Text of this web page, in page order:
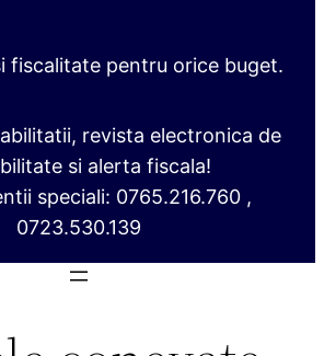
fiscalitate pentru orice buget.
revista electronica de
si alerta fiscala!
speciali: 0765.216.760 ,
0723.530.139